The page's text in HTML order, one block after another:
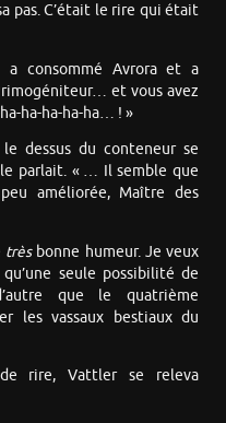
pas. C’était le rire qui était
a consommé Avrora et a
et vous avez
ha-ha-ha-ha… ! »
dessus du conteneur se
parlait. « … Il semble que
améliorée, Maître des
trèsbonne humeur. Je veux
seule possibilité de
que le quatrième
les vassaux bestiaux du
rire, Vattler se releva